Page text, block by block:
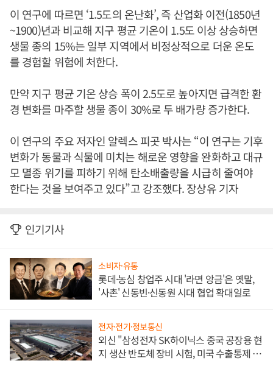
이 연구에 따르면 ‘1.5도의 온난화’, 즉 산업화 이전(1850년
~1900)년과 비교해 지구 평균 기온이 1.5도 이상 상승하면
생물 종의 15%는 일부 지역에서 비정상적으로 더운 온도
를 경험할 위험에 처한다.
만약 지구 평균 기온 상승 폭이 2.5도로 높아지면 급격한 환
경 변화를 마주할 생물 종이 30%로 두 배가량 증가한다.
이 연구의 주요 저자인 알렉스 피곳 박사는 “이 연구는 기후
변화가 동물과 식물에 미치는 해로운 영향을 완화하고 대규
모 멸종 위기를 피하기 위해 탄소배출량을 시급히 줄여야
한다는 것을 보여주고 있다”고 강조했다. 장상유 기자
인기기사
소비자·유통
롯데·농심 창업주 시대 '라면 앙금'은 옛말,
'사촌' 신동빈·신동원 시대 협업 확대일로
전자·전기·정보통신
외신 "삼성전자 SK하이닉스 중국 공장용 현
지 생산 반도체 장비 시험, 미국 수출통제 대